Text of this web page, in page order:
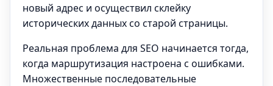
новый адрес и осуществил склейку
исторических данных со старой страницы.
Реальная проблема для SEO начинается тогда,
когда маршрутизация настроена с ошибками.
Множественные последовательные